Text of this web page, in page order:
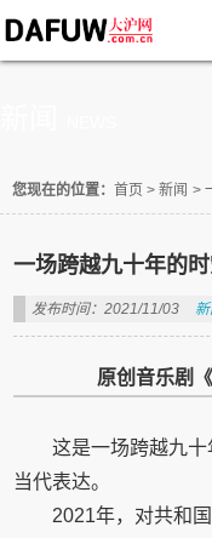
您现在的位置： 首页 > 新闻 >
一场跨越九十年的
发布时间：2021/11/03
原创音乐剧
这是一场跨越九
当代表达。
2021年，对共和